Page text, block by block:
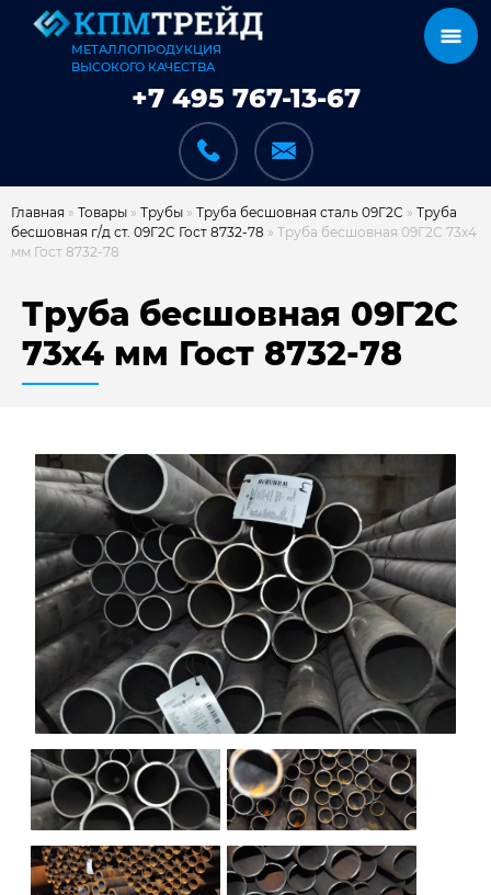
МЕТАЛЛОПРОДУКЦИЯ
ВЫСОКОГО КАЧЕСТВА
+7 495 767-13-67
ДОСТАВКА И ОПЛАТА
НАШИ ОБЪЕКТЫ
ОТЗЫВЫ
О НАС
БЛОГ
КОНТАКТЫ
Главная » Товары » Трубы » Труба бесшовная сталь 09Г2С » Труба
бесшовная г/д ст. 09Г2С Гост 8732-78 » Труба бесшовная 09Г2С 73х4
мм Гост 8732-78
Труба бесшовная 09Г2С
73х4 мм Гост 8732-78